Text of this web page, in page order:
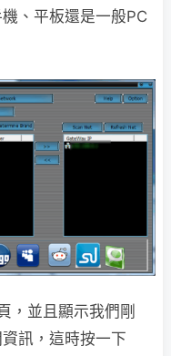
、平板還是一般PC
，並且顯示我們剛
訊，這時按一下